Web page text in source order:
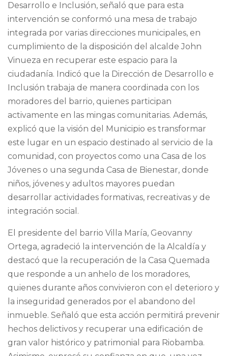
Desarrollo e Inclusión, señaló que para esta
intervención se conformó una mesa de trabajo
integrada por varias direcciones municipales, en
cumplimiento de la disposición del alcalde John
Vinueza en recuperar este espacio para la
ciudadanía. Indicó que la Dirección de Desarrollo e
Inclusión trabaja de manera coordinada con los
moradores del barrio, quienes participan
activamente en las mingas comunitarias. Además,
explicó que la visión del Municipio es transformar
este lugar en un espacio destinado al servicio de la
comunidad, con proyectos como una Casa de los
Jóvenes o una segunda Casa de Bienestar, donde
niños, jóvenes y adultos mayores puedan
desarrollar actividades formativas, recreativas y de
integración social.
El presidente del barrio Villa María, Geovanny
Ortega, agradeció la intervención de la Alcaldía y
destacó que la recuperación de la Casa Quemada
que responde a un anhelo de los moradores,
quienes durante años convivieron con el deterioro y
la inseguridad generados por el abandono del
inmueble. Señaló que esta acción permitirá prevenir
hechos delictivos y recuperar una edificación de
gran valor histórico y patrimonial para Riobamba.